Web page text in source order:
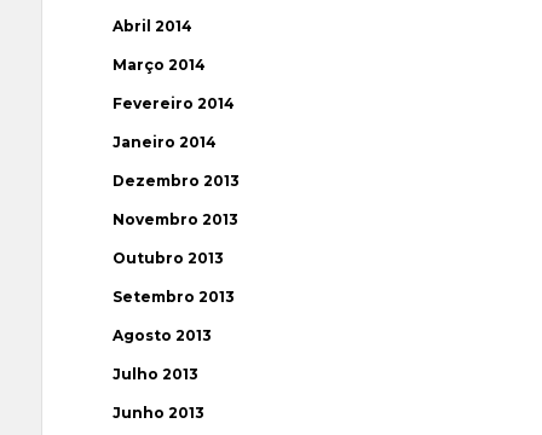
Abril 2014
Março 2014
Fevereiro 2014
Janeiro 2014
Dezembro 2013
Novembro 2013
Outubro 2013
Setembro 2013
Agosto 2013
Julho 2013
Junho 2013